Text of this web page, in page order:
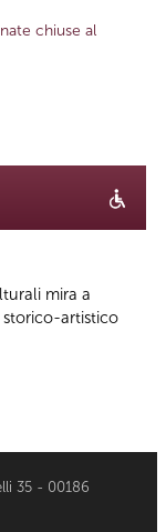
chiuse al
mira a
storico-artistico
35 - 00186